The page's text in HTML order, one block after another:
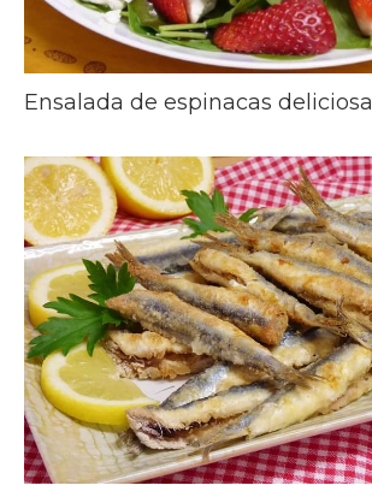
Ensalada de espinacas deliciosa